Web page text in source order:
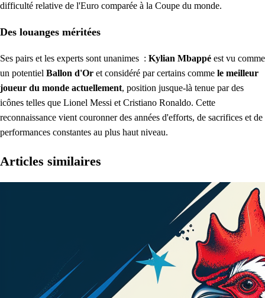
difficulté relative de l'Euro comparée à la Coupe du monde.
Des louanges méritées
Ses pairs et les experts sont unanimes : Kylian Mbappé est vu comme
un potentiel Ballon d'Or et considéré par certains comme le meilleur
joueur du monde actuellement, position jusque-là tenue par des
icônes telles que Lionel Messi et Cristiano Ronaldo. Cette
reconnaissance vient couronner des années d'efforts, de sacrifices et de
performances constantes au plus haut niveau.
Articles similaires